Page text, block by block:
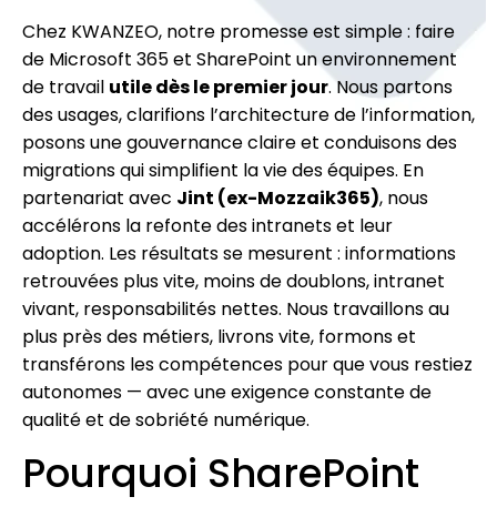
Chez KWANZEO, notre promesse est simple : faire
de Microsoft 365 et SharePoint un environnement
de travail utile dès le premier jour. Nous partons
des usages, clarifions l’architecture de l’information,
posons une gouvernance claire et conduisons des
migrations qui simplifient la vie des équipes. En
partenariat avec Jint (ex-Mozzaik365), nous
accélérons la refonte des intranets et leur
adoption. Les résultats se mesurent : informations
retrouvées plus vite, moins de doublons, intranet
vivant, responsabilités nettes. Nous travaillons au
plus près des métiers, livrons vite, formons et
transférons les compétences pour que vous restiez
autonomes — avec une exigence constante de
qualité et de sobriété numérique.
Pourquoi SharePoint